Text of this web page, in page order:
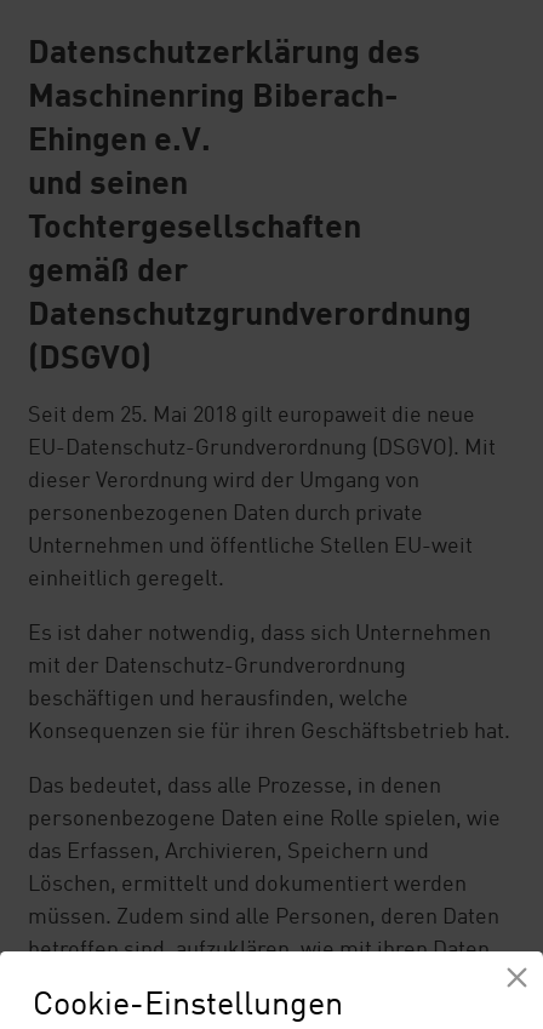
Datenschutzerklärung des
Maschinenring Biberach-
Ehingen e.V.
und seinen
Tochtergesellschaften
gemäß der
Datenschutzgrundverordnung
(DSGVO)
Seit dem 25. Mai 2018 gilt europaweit die neue
EU-Datenschutz-Grundverordnung (DSGVO). Mit
dieser Verordnung wird der Umgang von
personenbezogenen Daten durch private
Unternehmen und öffentliche Stellen EU-weit
einheitlich geregelt.
Es ist daher notwendig, dass sich Unternehmen
mit der Datenschutz-Grundverordnung
beschäftigen und herausfinden, welche
Konsequenzen sie für ihren Geschäftsbetrieb hat.
Das bedeutet, dass alle Prozesse, in denen
personenbezogene Daten eine Rolle spielen, wie
das Erfassen, Archivieren, Speichern und
Löschen, ermittelt und dokumentiert werden
müssen. Zudem sind alle Personen, deren Daten
betroffen sind, aufzuklären, wie mit ihren Daten
umgegangen wird bzw. es müssen Einwilligungen
für die Nutzung der Daten eingeholt werden.
Cookie-Einstellungen
MeinRing
Einkaufsvorteile
MR Reisen und Hotelgutscheine
Kostenlose Erstberatung in allen
Rechtsfragen
MRVV
Abrechnungsservice
Bodenproben
ÜMV Maschinenvermittlung
Beratung Nährstoffmanagement
DAD Donau-Alb-Düngegemeinschaft